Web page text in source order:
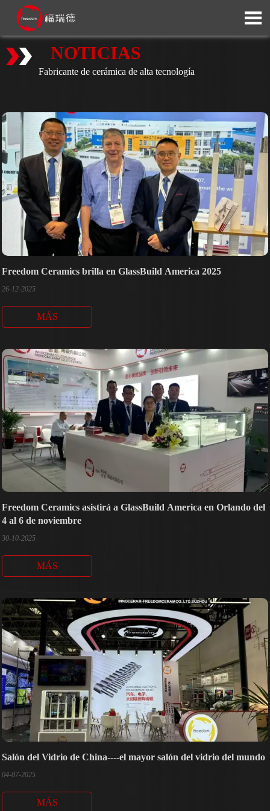

NOTICIAS
Fabricante de cerámica de alta tecnología
Freedom Ceramics brilla en GlassBuild America 2025
26-12-2025
MÁS
Freedom Ceramics asistirá a GlassBuild America en Orlando del
4 al 6 de noviembre
30-10-2025
MÁS
Salón del Vidrio de China----el mayor salón del vidrio del mundo
04-07-2025
MÁS